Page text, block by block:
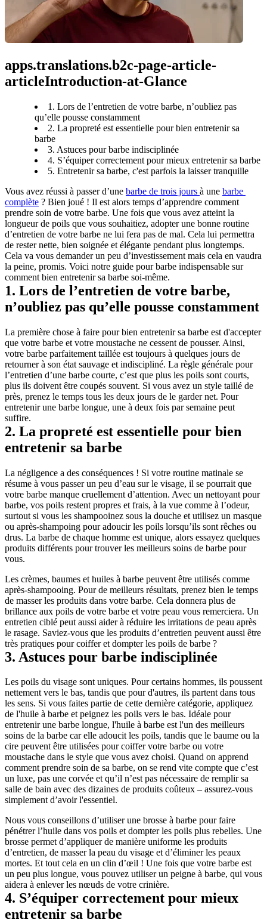
apps.translations.b2c-page-article-
articleIntroduction-at-Glance
1. Lors de l’entretien de votre barbe, n’oubliez pas
qu’elle pousse constamment
2. La propreté est essentielle pour bien entretenir sa
barbe
3. Astuces pour barbe indisciplinée
4. S’équiper correctement pour mieux entretenir sa barbe
5. Entretenir sa barbe, c'est parfois la laisser tranquille
Vous avez réussi à passer d’une barbe de trois jours à une barbe
complète ? Bien joué ! Il est alors temps d’apprendre comment
prendre soin de votre barbe. Une fois que vous avez atteint la
longueur de poils que vous souhaitiez, adopter une bonne routine
d’entretien de votre barbe ne lui fera pas de mal. Cela lui permettra
de rester nette, bien soignée et élégante pendant plus longtemps.
Cela va vous demander un peu d’investissement mais cela en vaudra
la peine, promis. Voici notre guide pour barbe indispensable sur
comment bien entretenir sa barbe soi-même.
1. Lors de l’entretien de votre barbe,
n’oubliez pas qu’elle pousse constamment
La première chose à faire pour bien entretenir sa barbe est d'accepter
que votre barbe et votre moustache ne cessent de pousser. Ainsi,
votre barbe parfaitement taillée est toujours à quelques jours de
retourner à son état sauvage et indiscipliné. La règle générale pour
l’entretien d’une barbe courte, c’est que plus les poils sont courts,
plus ils doivent être coupés souvent. Si vous avez un style taillé de
près, prenez le temps tous les deux jours de le garder net. Pour
entretenir une barbe longue, une à deux fois par semaine peut
suffire.
2. La propreté est essentielle pour bien
entretenir sa barbe
La négligence a des conséquences ! Si votre routine matinale se
résume à vous passer un peu d’eau sur le visage, il se pourrait que
votre barbe manque cruellement d’attention. Avec un nettoyant pour
barbe, vos poils restent propres et frais, à la vue comme à l’odeur,
surtout si vous les shampooinez sous la douche et utilisez un masque
ou après-shampoing pour adoucir les poils lorsqu’ils sont rêches ou
drus. La barbe de chaque homme est unique, alors essayez quelques
produits différents pour trouver les meilleurs soins de barbe pour
vous.
Les crèmes, baumes et huiles à barbe peuvent être utilisés comme
après-shampooing. Pour de meilleurs résultats, prenez bien le temps
de masser les produits dans votre barbe. Cela donnera plus de
brillance aux poils de votre barbe et votre peau vous remerciera. Un
entretien ciblé peut aussi aider à réduire les irritations de peau après
le rasage. Saviez-vous que les produits d’entretien peuvent aussi être
très pratiques pour coiffer et dompter les poils de barbe ?
3. Astuces pour barbe indisciplinée
Les poils du visage sont uniques. Pour certains hommes, ils poussent
nettement vers le bas, tandis que pour d'autres, ils partent dans tous
les sens. Si vous faites partie de cette dernière catégorie, appliquez
de l'huile à barbe et peignez les poils vers le bas. Idéale pour
entretenir une barbe longue, l'huile à barbe est l'un des meilleurs
soins de la barbe car elle adoucit les poils, tandis que le baume ou la
cire peuvent être utilisées pour coiffer votre barbe ou votre
moustache dans le style que vous avez choisi. Quand on apprend
comment prendre soin de sa barbe, on se rend vite compte que c’est
un luxe, pas une corvée et qu’il n’est pas nécessaire de remplir sa
salle de bain avec des dizaines de produits coûteux – assurez-vous
simplement d’avoir l'essentiel.
Nous vous conseillons d’utiliser une brosse à barbe pour faire
pénétrer l’huile dans vos poils et dompter les poils plus rebelles. Une
brosse permet d’appliquer de manière uniforme les produits
d’entretien, de masser la peau du visage et d’éliminer les peaux
mortes. Et tout cela en un clin d’œil ! Une fois que votre barbe est
un peu plus longue, vous pouvez utiliser un peigne à barbe, qui vous
aidera à enlever les nœuds de votre crinière.
4. S’équiper correctement pour mieux
entretenir sa barbe